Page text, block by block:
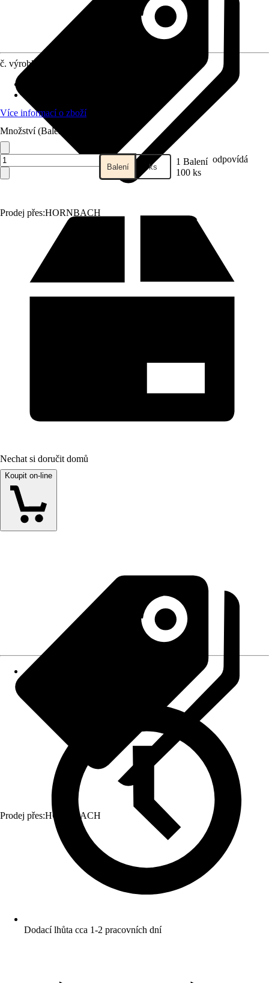
Prodej přes:HORNBACH
č. výrobku
Více informací o zboží
Množství (Balení)
Balení ks 1 Balení odpovídá
100 ks
Nechat si doručit domů
Koupit on-line
Prodej přes:HORNBACH
Dodací lhůta cca 1-2 pracovních dní